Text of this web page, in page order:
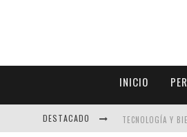
INICIO
DESTACADO TECNOLOGÍA Y